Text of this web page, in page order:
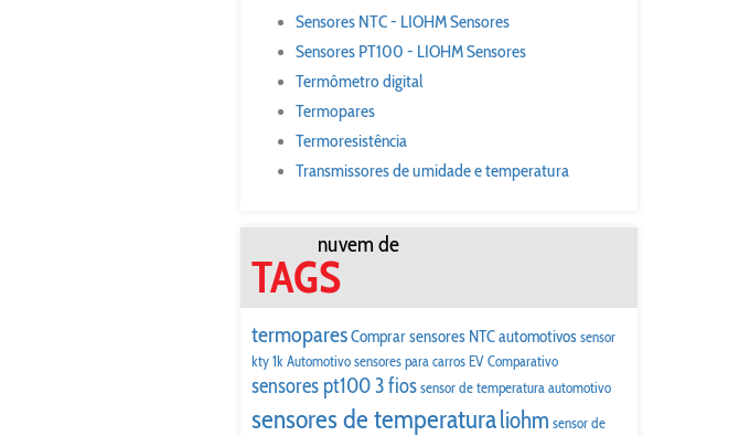
Sensores NTC - LIOHM Sensores
Sensores PT100 - LIOHM Sensores
Termômetro digital
Termopares
Termoresistência
Transmissores de umidade e temperatura
nuvem de
TAGS
termoparesComprar sensores NTC automotivossensor
kty 1k Automotivosensores para carros EVComparativo
sensores pt100 3 fiossensor de temperatura automotivo
sensores de temperaturaliohm sensor de